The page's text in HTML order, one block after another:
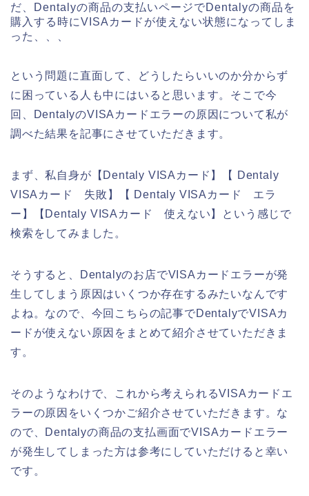
だ、Dentalyの商品の支払いページでDentalyの商品を
購入する時にVISAカードが使えない状態になってしま
った、、、
という問題に直面して、どうしたらいいのか分からず
に困っている人も中にはいると思います。そこで今
回、DentalyのVISAカードエラーの原因について私が
調べた結果を記事にさせていただきます。
まず、私自身が【Dentaly VISAカード】【 Dentaly
VISAカード 失敗】【 Dentaly VISAカード エラ
ー】【Dentaly VISAカード 使えない】という感じで
検索をしてみました。
そうすると、Dentalyのお店でVISAカードエラーが発
生してしまう原因はいくつか存在するみたいなんです
よね。なので、今回こちらの記事でDentalyでVISAカ
ードが使えない原因をまとめて紹介させていただきま
す。
そのようなわけで、これから考えられるVISAカードエ
ラーの原因をいくつかご紹介させていただきます。な
ので、Dentalyの商品の支払画面でVISAカードエラー
が発生してしまった方は参考にしていただけると幸い
です。